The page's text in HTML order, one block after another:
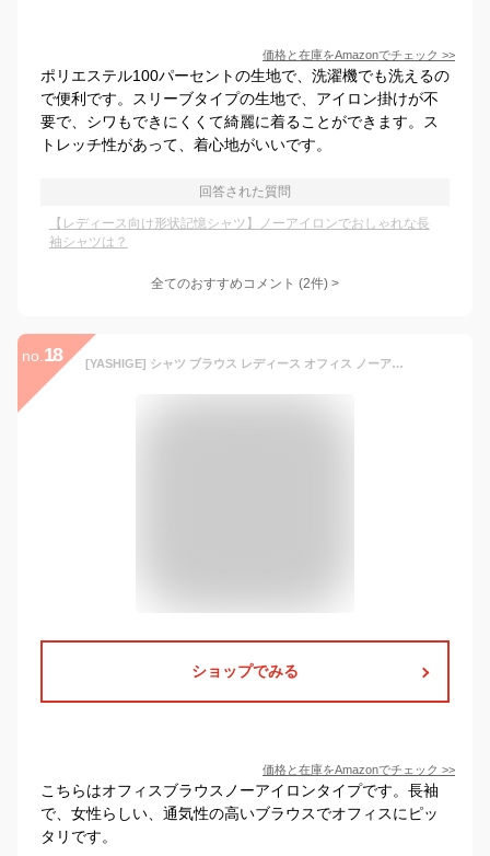
価格と在庫をAmazonでチェック >>
ポリエステル100パーセントの生地で、洗濯機でも洗えるの
で便利です。スリーブタイプの生地で、アイロン掛けが不
要で、シワもできにくくて綺麗に着ることができます。ス
トレッチ性があって、着心地がいいです。
回答された質問
【レディース向け形状記憶シャツ】ノーアイロンでおしゃれな長
袖シャツは？
全てのおすすめコメント (2件) >
no. 18 [YASHIGE] シャツ ブラウス レディース オフィス ノーアイロン ワイシャツ ゆったり 大きいサイズ 長袖 ビジネス カジュアル ファッション 通勤 日常 高通気性 ホワイト L
ショップでみる
価格と在庫をAmazonでチェック >>
こちらはオフィスブラウスノーアイロンタイプです。長袖
で、女性らしい、通気性の高いブラウスでオフィスにピッ
タリです。